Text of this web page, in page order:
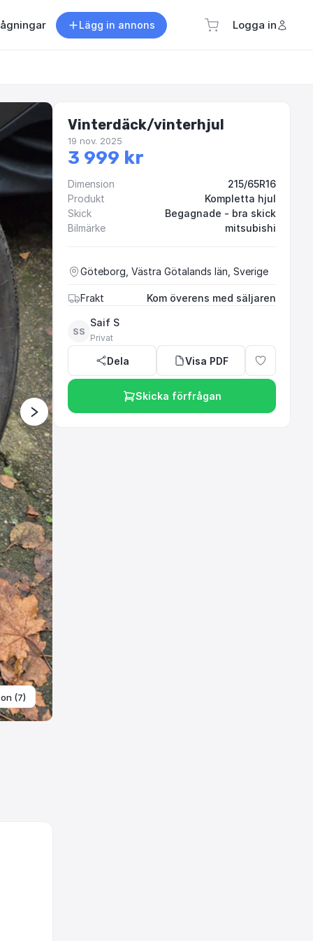
Lägg in annons Logga in
(7)
Vinterdäck/vinterhjul
19 nov. 2025
3 999 kr
Dimension
215/65R16
Produkt
Kompletta hjul
Skick
Begagnade - bra skick
Bilmärke
mitsubishi
Göteborg, Västra Götalands län, Sverige
Frakt Kom överens med säljaren
SS
Saif S
Privat
Dela Visa PDF
Skicka förfrågan